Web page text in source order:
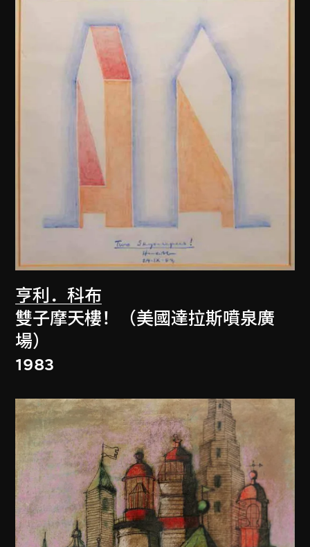
亨利．科布
雙子摩天樓！（美國達拉斯噴泉廣
場）
1983